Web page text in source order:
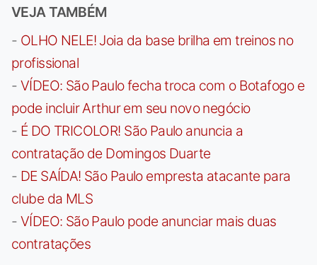
VEJA TAMBÉM
- OLHO NELE! Joia da base brilha em treinos no
profissional
- VÍDEO: São Paulo fecha troca com o Botafogo e
pode incluir Arthur em seu novo negócio
- É DO TRICOLOR! São Paulo anuncia a
contratação de Domingos Duarte
- DE SAÍDA! São Paulo empresta atacante para
clube da MLS
- VÍDEO: São Paulo pode anunciar mais duas
contratações